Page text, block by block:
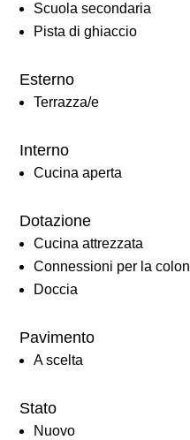
Scuola secondaria
Pista di ghiaccio
Esterno
Terrazza/e
Interno
Cucina aperta
Dotazione
Cucina attrezzata
Connessioni per la
Doccia
Pavimento
A scelta
Stato
Nuovo